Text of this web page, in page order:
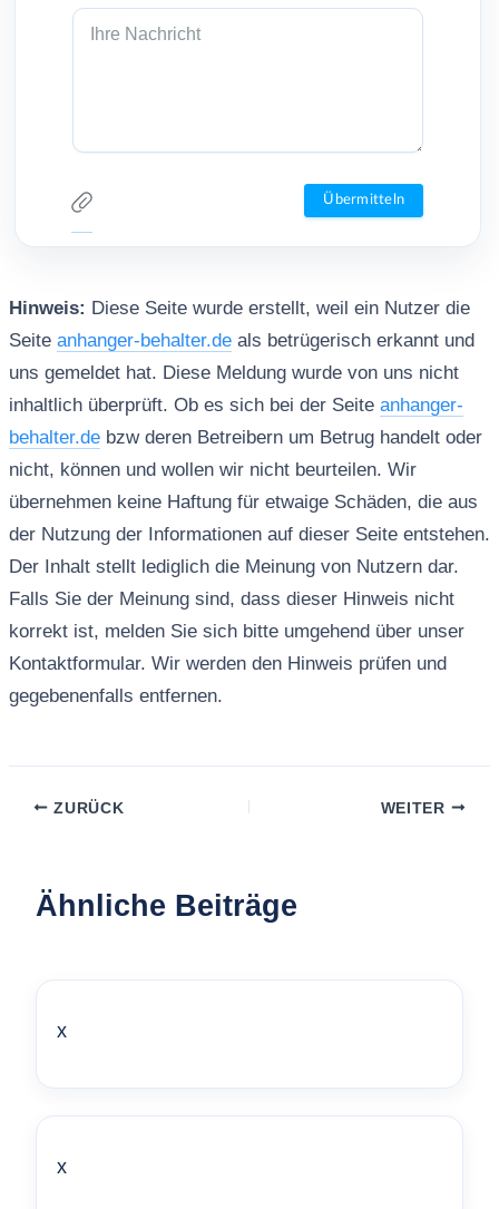
Hinweis: Diese Seite wurde erstellt, weil ein Nutzer die
Seite anhanger-behalter.deals betrügerisch erkannt und
uns gemeldet hat. Diese Meldung wurde von uns nicht
inhaltlich überprüft. Ob es sich bei der Seite anhanger-
behalter.debzw deren Betreibern um Betrug handelt oder
nicht, können und wollen wir nicht beurteilen. Wir
übernehmen keine Haftung für etwaige Schäden, die aus
der Nutzung der Informationen auf dieser Seite entstehen.
Der Inhalt stellt lediglich die Meinung von Nutzern dar.
Falls Sie der Meinung sind, dass dieser Hinweis nicht
korrekt ist, melden Sie sich bitte umgehend über unser
Kontaktformular. Wir werden den Hinweis prüfen und
gegebenenfalls entfernen.
ZURÜCK WEITER
Ähnliche Beiträge
x
x